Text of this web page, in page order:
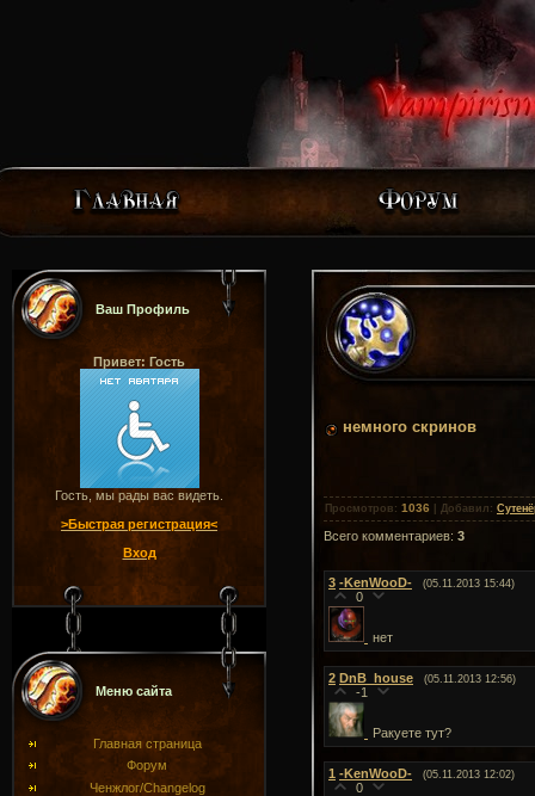
Ваш Профиль
Привет: Гость
Гость, мы рады вас видеть.
>Быстрая регистрация<
Вход
Меню сайта
Главная страница
Форум
Ченжлог/Changelog
немного скринов
Просмотров : 1036 Добавил :
Всего комментариев: 3
3 -KenWooD- (05.11.2013 15:44)
0
нет
2 DnB_house (05.11.2013 12:56)
-1
Ракуете тут?
1 -KenWooD- (05.11.2013 12:02)
0